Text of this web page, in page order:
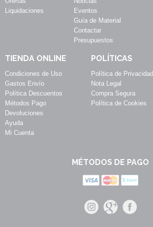
Liquidaciones
Eventos
Guía de Material
Contactar
Presupuestos
TIENDA ONLINE
Condiciones de Uso
Gastos Envío
Política Descuentos
Métodos Pago
Devoluciones
Ayuda
Mi Cuenta
POLÍTICAS
Política de Privacidad
Nota Legal
Compra Segura
Política de Cookies
MÉTODOS DE PAGO